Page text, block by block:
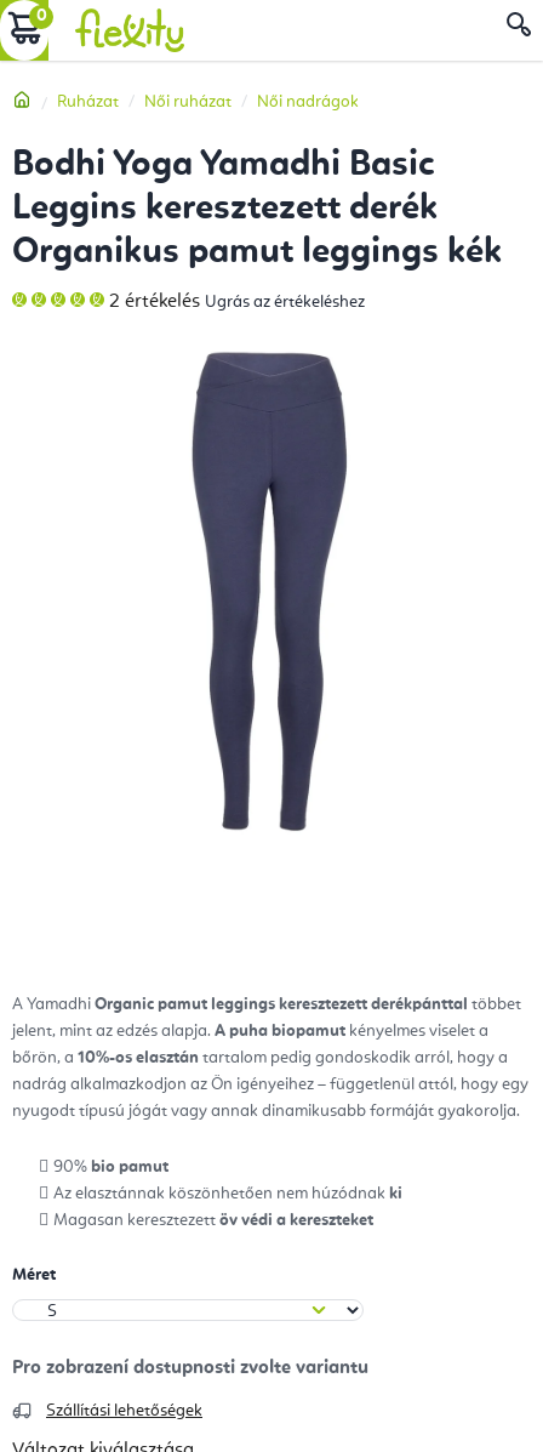
Ugrás
a
tartalomhoz
KOSÁR
Kezdőlap
Ruházat Női ruházat Női nadrágok
A Yamadhi Organic pamut leggings keresztezett derékpánttal többet
jelent, mint az edzés alapja. A puha biopamut kényelmes viselet a
bőrön, a 10%-os elasztán tartalom pedig gondoskodik arról, hogy a
nadrág alkalmazkodjon az Ön igényeihez – függetlenül attól, hogy egy
nyugodt típusú jógát vagy annak dinamikusabb formáját gyakorolja.
90% bio pamut
Az elasztánnak köszönhetően nem húzódnak ki
Magasan keresztezett öv védi a kereszteket
Méret
Szállítási lehetőségek
Bodhi Yoga Yamadhi Basic
Leggins keresztezett derék
Organikus pamut leggings kék
A
termék
2 értékelés Ugrás az értékeléshez